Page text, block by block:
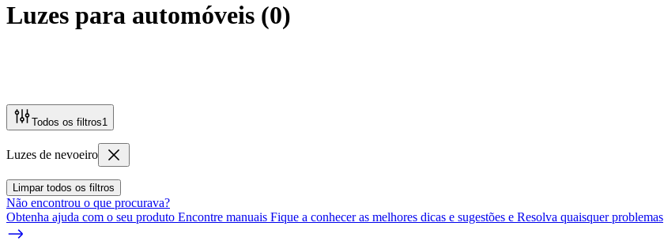
Luzes para automóveis (0)
Todos os filtros1
Luzes de nevoeiro
Limpar todos os filtros
Não encontrou o que procurava?
Obtenha ajuda com o seu produto Encontre manuais Fique a conhecer as melhores dicas e sugestões e Resolva quaisquer problemas